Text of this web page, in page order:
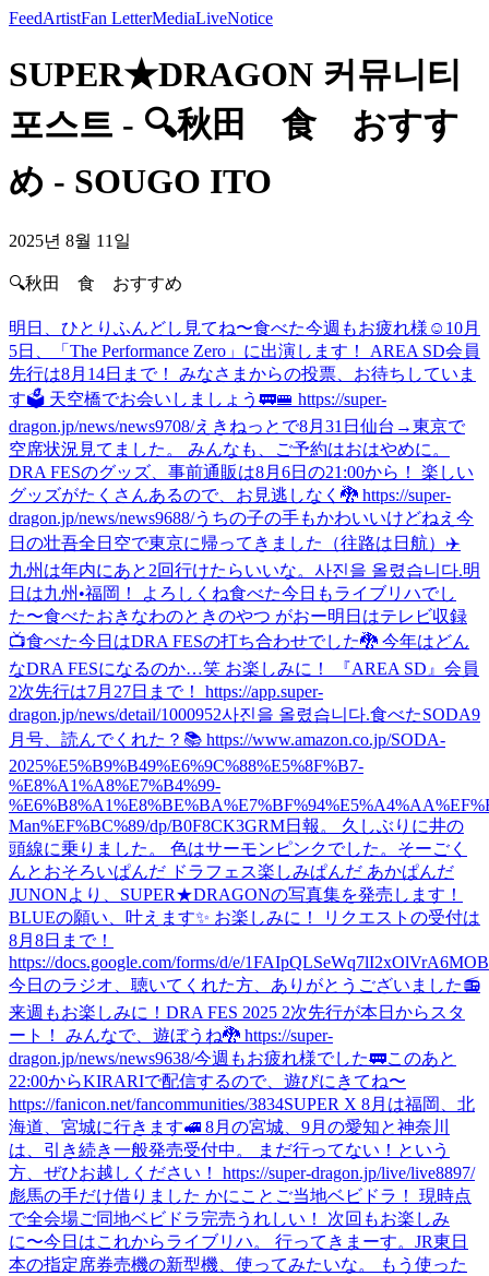
FeedArtistFan LetterMediaLiveNotice
SUPER★DRAGON 커뮤니티
포스트 - 🔍秋田 食 おすす
め - SOUGO ITO
2025년 8월 11일
🔍秋田 食 おすすめ
明日、ひとりふんどし見てね〜食べた今週もお疲れ様☺️ 10月
5日、「The Performance Zero」に出演します！ AREA SD会員
先行は8月14日まで！ みなさまからの投票、お待ちしていま
す🗳️ 天空橋でお会いしましょう🚃🚝 https://super-
dragon.jp/news/news9708/えきねっとで8月31日仙台→東京で
空席状況見てました。 みんなも、ご予約はおはやめに。
DRA FESのグッズ、事前通販は8月6日の21:00から！ 楽しい
グッズがたくさんあるので、お見逃しなく🐉 https://super-
dragon.jp/news/news9688/うちの子の手もかわいいけどねえ 今
日の壮吾全日空で東京に帰ってきました（往路は日航）✈️
九州は年内にあと2回行けたらいいな。 사진을 올렸습니다.明
日は九州•福岡！ よろしくね食べた今日もライブリハでし
た〜食べたおきなわのときのやつ がおー明日はテレビ収録
📺食べた今日はDRA FESの打ち合わせでした🐉 今年はどん
なDRA FESになるのか…笑 お楽しみに！ 『AREA SD』会員
2次先行は7月27日まで！ https://app.super-
dragon.jp/news/detail/1000952사진을 올렸습니다.食べたSODA9
月号、読んでくれた？📚 https://www.amazon.co.jp/SODA-
2025%E5%B9%B49%E6%9C%88%E5%8F%B7-
%E8%A1%A8%E7%B4%99-
Man%EF%BC%89/dp/B0F8CK3GRM日報。 久しぶりに井の
頭線に乗りました。 色はサーモンピンクでした。 そーごく
んとおそろいぱんだ ドラフェス楽しみぱんだ あかぱんだ
JUNONより、SUPER★DRAGONの写真集を発売します！
BLUEの願い、叶えます✨ お楽しみに！ リクエストの受付は
8月8日まで！
https://docs.google.com/forms/d/e/
今日のラジオ、聴いてくれた方、ありがとうございました📻
来週もお楽しみに！ DRA FES 2025 2次先行が本日からスタ
ート！ みんなで、遊ぼうね🐉 https://super-
dragon.jp/news/news9638/今週もお疲れ様でした🚃このあと
22:00からKIRARIで配信するので、遊びにきてね〜
https://fanicon.net/fancommunities/3834SUPER X 8月は福岡、北
海道、宮城に行きます🚅 8月の宮城、9月の愛知と神奈川
は、引き続き一般発売受付中。 まだ行ってない！という
方、ぜひお越しください！ https://super-dragon.jp/live/live8897/
彪馬の手だけ借りました かにことご当地ベビドラ！ 現時点
で全会場ご同地ベビドラ完売うれしい！ 次回もお楽しみ
に〜今日はこれからライブリハ。 行ってきまーす。 JR東日
本の指定席券売機の新型機、使ってみたいな。 もう使った